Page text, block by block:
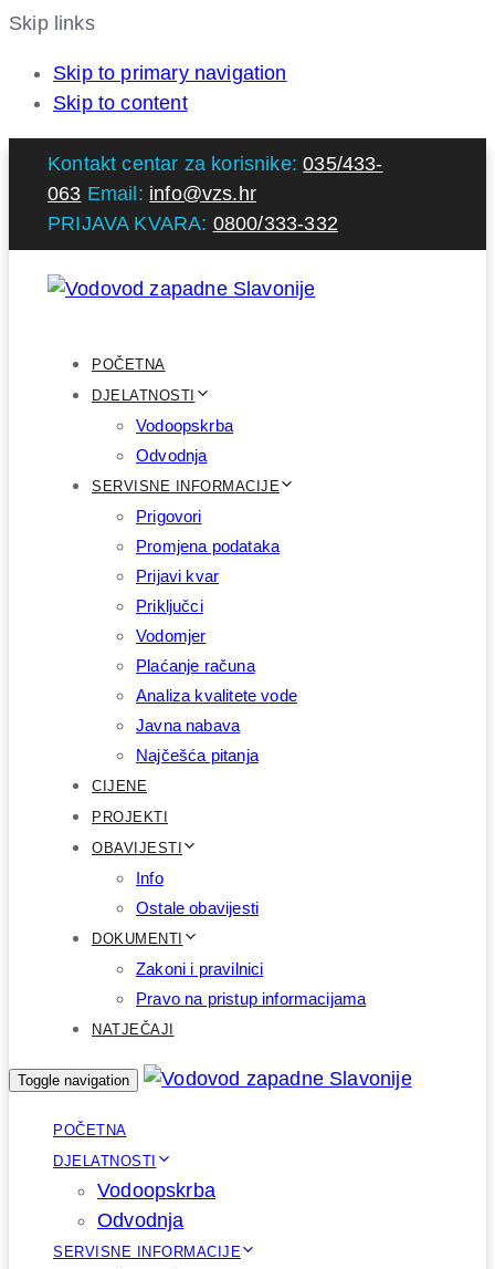
Skip links
Skip to primary navigation
Skip to content
Kontakt centar za korisnike:035/433-
063 Email: info@vzs.hr
PRIJAVA KVARA: 0800/333-332
POČETNA
DJELATNOSTI
Vodoopskrba
Odvodnja
SERVISNE INFORMACIJE
Prigovori
Promjena podataka
Prijavi kvar
Priključci
Vodomjer
Plaćanje računa
Analiza kvalitete vode
Javna nabava
Najčešća pitanja
CIJENE
PROJEKTI
OBAVIJESTI
Info
Ostale obavijesti
DOKUMENTI
Zakoni i pravilnici
Pravo na pristup informacijama
NATJEČAJI
Toggle navigation
POČETNA
DJELATNOSTI
Vodoopskrba
Odvodnja
SERVISNE INFORMACIJE